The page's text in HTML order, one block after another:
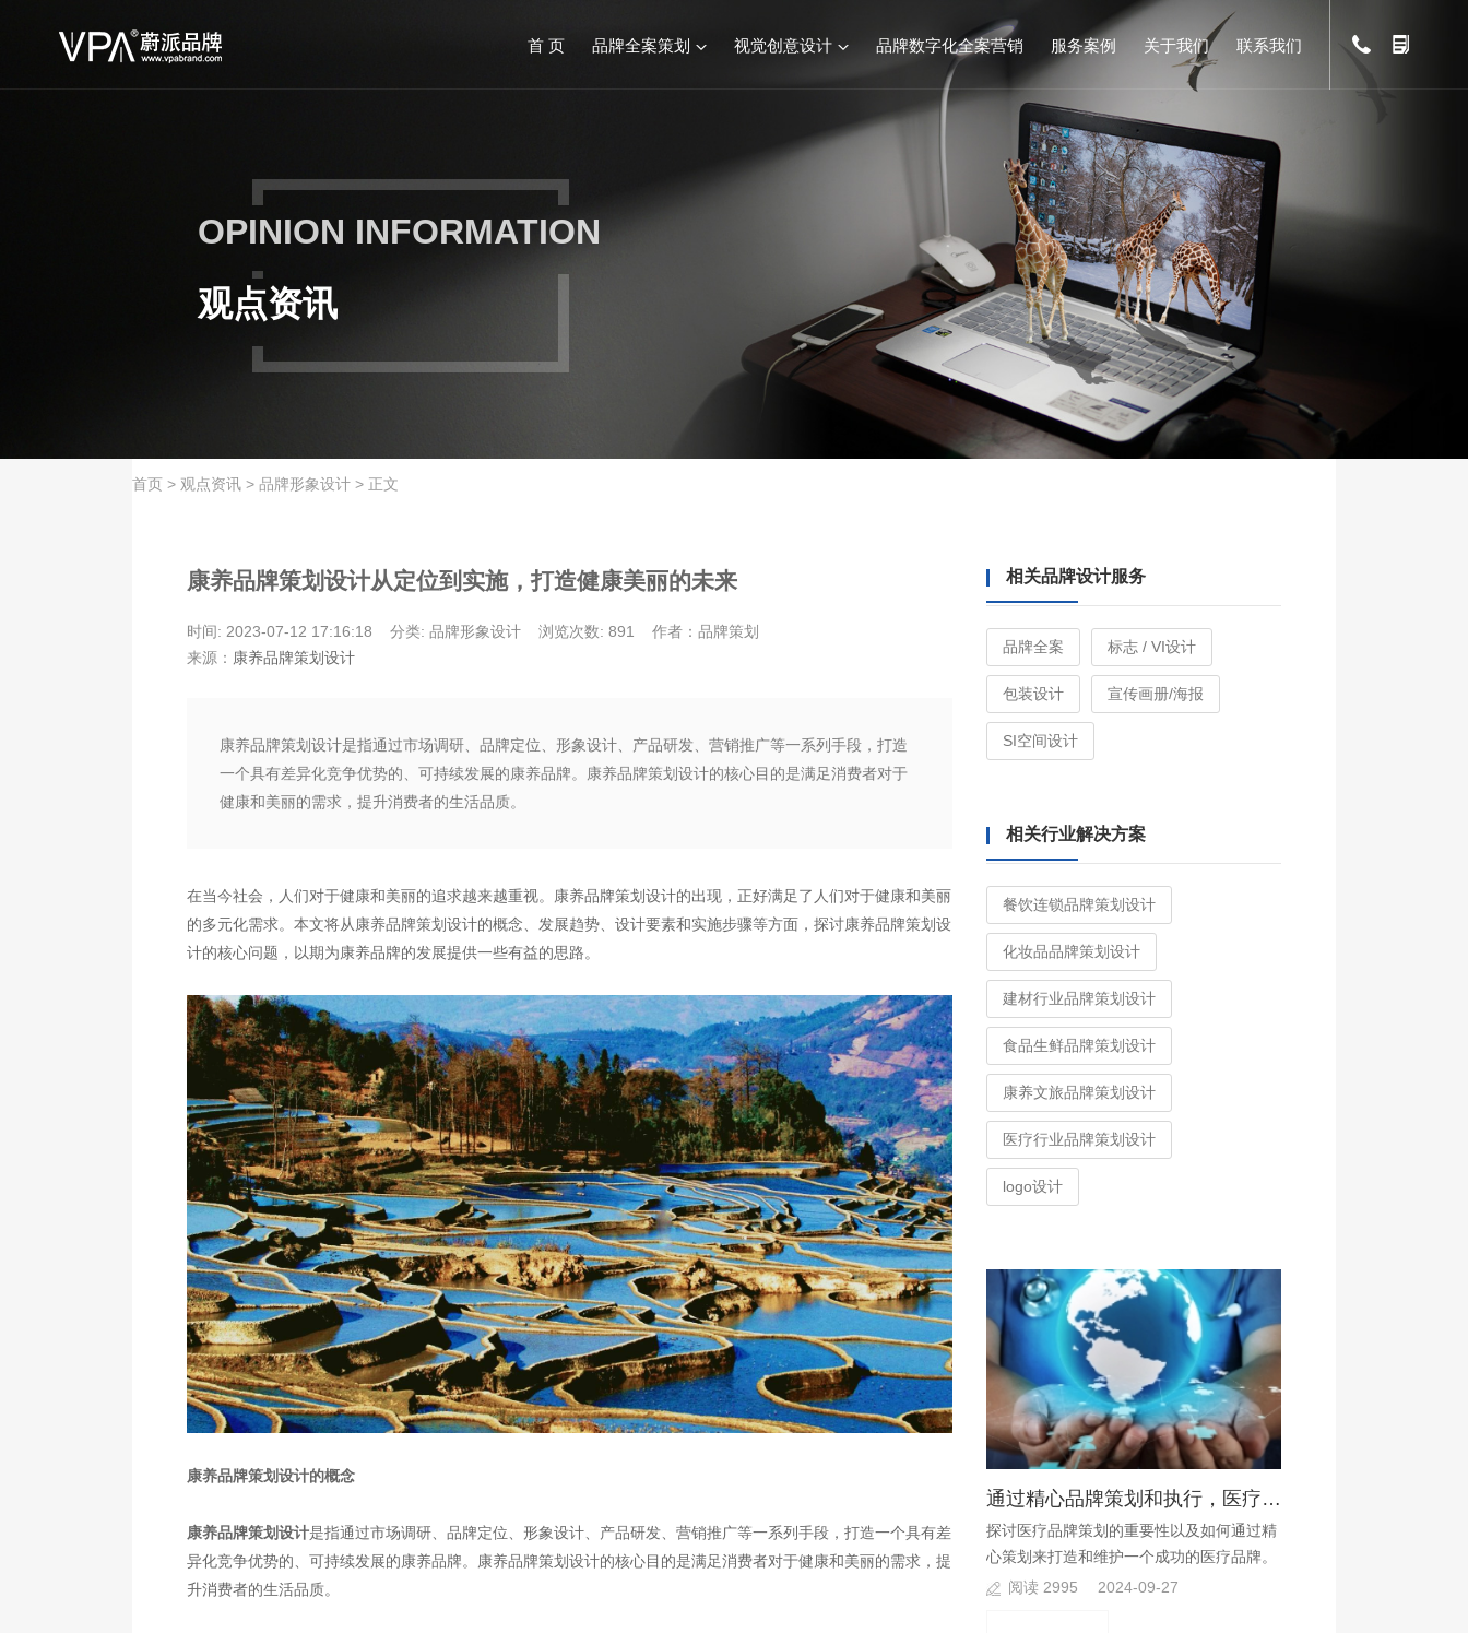
首 页 品牌全案策划
康养文旅品牌策划设计
医疗行业品牌策划设计
视觉创意设计
视觉创意设计
SI空间设计
品牌数字化全案营销 服务案例 关于我们 联系我们
OPINION INFORMATION
观点资讯
首页> 观点资讯> 品牌形象设计> 正文
康养品牌策划设计从定位到实施，打造健康美丽的未来
时间: 2023-07-12 17:16:18 分类: 品牌形象设计 浏览次数: 891
作者：品牌策划
来源： 康养品牌策划设计
康养品牌策划设计是指通过市场调研、品牌定位、形象设计、产品研发、营销推广等一系列手段，打造
一个具有差异化竞争优势的、可持续发展的康养品牌。康养品牌策划设计的核心目的是满足消费者对于
健康和美丽的需求，提升消费者的生活品质。
在当今社会，人们对于健康和美丽的追求越来越重视。康养品牌策划设计的出现，正好满足了人们对于健康和美丽
的多元化需求。本文将从康养品牌策划设计的概念、发展趋势、设计要素和实施步骤等方面，探讨康养品牌策划设
计的核心问题，以期为康养品牌的发展提供一些有益的思路。
康养品牌策划设计的概念
康养品牌策划设计是指通过市场调研、品牌定位、形象设计、产品研发、营销推广等一系列手段，打造一个具有差
异化竞争优势的、可持续发展的康养品牌。康养品牌策划设计的核心目的是满足消费者对于健康和美丽的需求，提
升消费者的生活品质。
相关品牌设计服务
品牌全案 标志 / VI设计
包装设计 宣传画册/海报
SI空间设计
相关行业解决方案
餐饮连锁品牌策划设计
化妆品品牌策划设计
建材行业品牌策划设计
食品生鲜品牌策划设计
康养文旅品牌策划设计
医疗行业品牌策划设计
logo设计
通过精心品牌策划和执行，医疗机构可以建立起品牌优势?
探讨医疗品牌策划的重要性以及如何通过精
心策划来打造和维护一个成功的医疗品牌。
阅读 2995
2024-09-27